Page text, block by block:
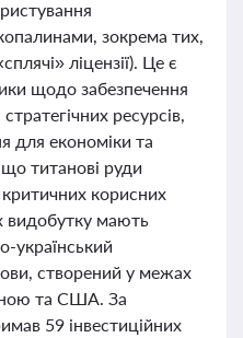
зокрема тих,
ліцензії). Це є
щодо забезпечення
ресурсів,
для економіки та
титанові руди
критичних корисних
видобутку мають
український
створений у межах
та США. За
59 інвестиційних